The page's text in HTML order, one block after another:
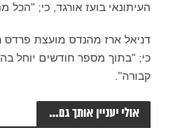
העיתונאי בועז אורגד, כי;
דניאל ארז מהנדס מועצת פרדס
כי; "בתוך מספר חודשים יוחל
קבורה".
אולי יעניין אותך גם...